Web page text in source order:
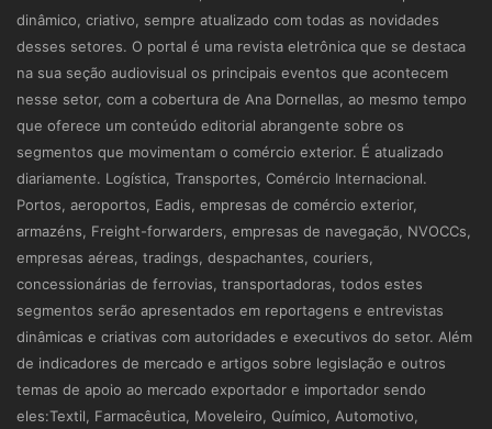
dinâmico, criativo, sempre atualizado com todas as novidades
desses setores. O portal é uma revista eletrônica que se destaca
na sua seção audiovisual os principais eventos que acontecem
nesse setor, com a cobertura de Ana Dornellas, ao mesmo tempo
que oferece um conteúdo editorial abrangente sobre os
segmentos que movimentam o comércio exterior. É atualizado
diariamente. Logística, Transportes, Comércio Internacional.
Portos, aeroportos, Eadis, empresas de comércio exterior,
armazéns, Freight-forwarders, empresas de navegação, NVOCCs,
empresas aéreas, tradings, despachantes, couriers,
concessionárias de ferrovias, transportadoras, todos estes
segmentos serão apresentados em reportagens e entrevistas
dinâmicas e criativas com autoridades e executivos do setor. Além
de indicadores de mercado e artigos sobre legislação e outros
temas de apoio ao mercado exportador e importador sendo
eles:Textil, Farmacêutica, Moveleiro, Químico, Automotivo,